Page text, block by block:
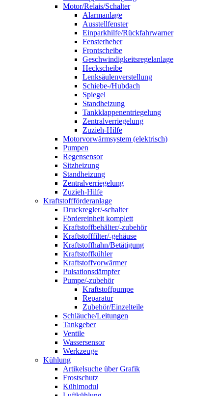
Motor/Relais/Schalter
Alarmanlage
Ausstellfenster
Einparkhilfe/Rückfahrwarner
Fensterheber
Frontscheibe
Geschwindigkeitsregelanlage
Heckscheibe
Lenksäulenverstellung
Schiebe-/Hubdach
Spiegel
Standheizung
Tankklappenentriegelung
Zentralverriegelung
Zuzieh-Hilfe
Motorvorwärmsystem (elektrisch)
Pumpen
Regensensor
Sitzheizung
Standheizung
Zentralverriegelung
Zuzieh-Hilfe
Kraftstoffförderanlage
Druckregler/-schalter
Fördereinheit komplett
Kraftstoffbehälter/-zubehör
Kraftstofffilter/-gehäuse
Kraftstoffhahn/Betätigung
Kraftstoffkühler
Kraftstoffvorwärmer
Pulsationsdämpfer
Pumpe/-zubehör
Kraftstoffpumpe
Reparatur
Zubehör/Einzelteile
Schläuche/Leitungen
Tankgeber
Ventile
Wassersensor
Werkzeuge
Kühlung
Artikelsuche über Grafik
Frostschutz
Kühlmodul